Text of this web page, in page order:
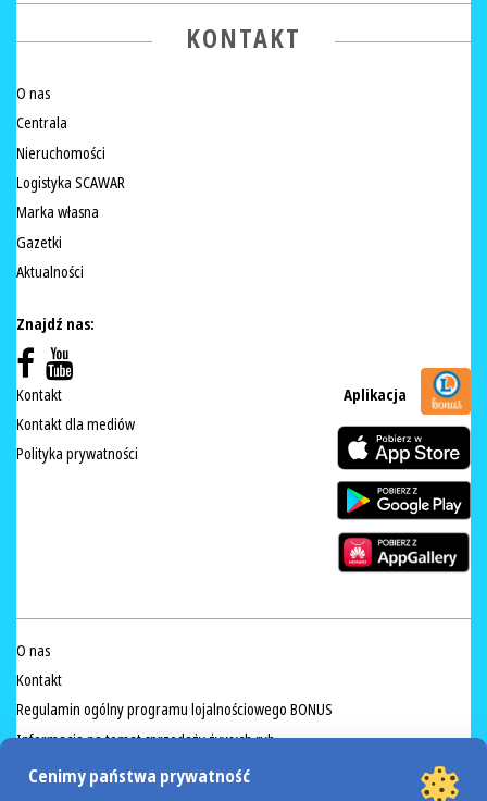
KONTAKT
O nas
Centrala
Nieruchomości
Logistyka SCAWAR
Marka własna
Gazetki
Aktualności
Znajdź nas:
Kontakt
Kontakt dla mediów
Polityka prywatności
Aplikacja
O nas
Kontakt
Regulamin ogólny programu lojalnościowego BONUS
Informacja na temat sprzedaży żywych ryb
Przeciwdziałanie marnowaniu żywności
Cenimy państwa prywatność